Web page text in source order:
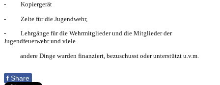
- Kopiergerät
- Zelte für die Jugendwehr,
- Lehrgänge für die Wehrmitglieder und die Mitglieder der
Jugendfeuerwehr und viele
andere Dinge wurden finanziert, bezuschusst oder unterstützt u.v.m.
f Share